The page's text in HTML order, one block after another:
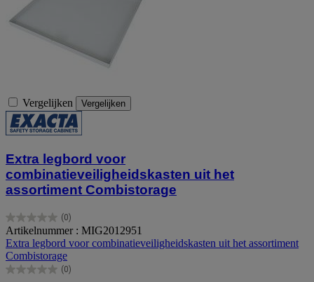
Vergelijken Vergelijken
Extra legbord voor
combinatieveiligheidskasten uit het
assortiment Combistorage
(0)
0.0
van
de
5
sterren.
Artikelnummer : MIG2012951
Extra legbord voor combinatieveiligheidskasten uit het assortiment
Combistorage
(0)
0.0